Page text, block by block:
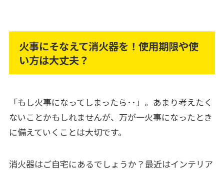
火事にそなえて消火器を！使用期限や使
い方は大丈夫？
「もし火事になってしまったら･･」。あまり考えたく
ないことかもしれませんが、万が一火事になったとき
に備えていくことは大切です。
消火器はご自宅にあるでしょうか？最近はインテリア